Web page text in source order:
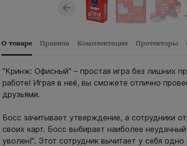
О товаре Правила Комплектация Протекторы
"Кринж: Офисный" – простая игра без лишних
работе! Играя в неё, вы сможете отлично
друзьями.
Босс зачитывает утверждение, а сотрудники
своих карт. Босс выбирает наиболее
уволен!". Этот сотрудник вычитает у себя